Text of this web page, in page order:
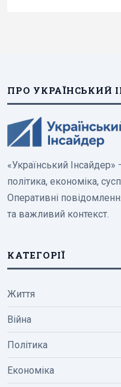
ПРО УКРАЇНСЬКИЙ
«Український Інсайдер»
політика, економіка,
Оперативні
та важливий контекст.
КАТЕГОРІЇ
Життя
Війна
Політика
Економіка